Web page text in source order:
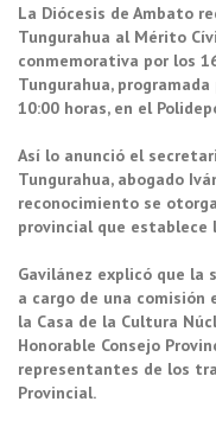
La Diócesis de Ambato
Tungurahua al Mérito
conmemorativa por los
Tungurahua,
10:00 horas, en el
Así lo anunció el
Tungurahua, abogado
reconocimiento se
provincial que establece
Gavilánez explicó que la
a cargo de una
la Casa de la Cultura
Honorable Consejo
representantes de los
Provincial.